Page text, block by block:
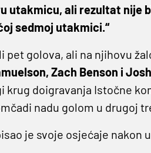
utakmicu, ali rezultat nije
sedmoj utakmici.“
pet golova, ali na njihovu
Zach Benson i
krug doigravanja Istočne
nadu golom u drugoj
je svoje osjećaje nakon